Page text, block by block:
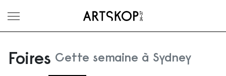
Ouvrir le menu
Foires Cette semaine à Sydney